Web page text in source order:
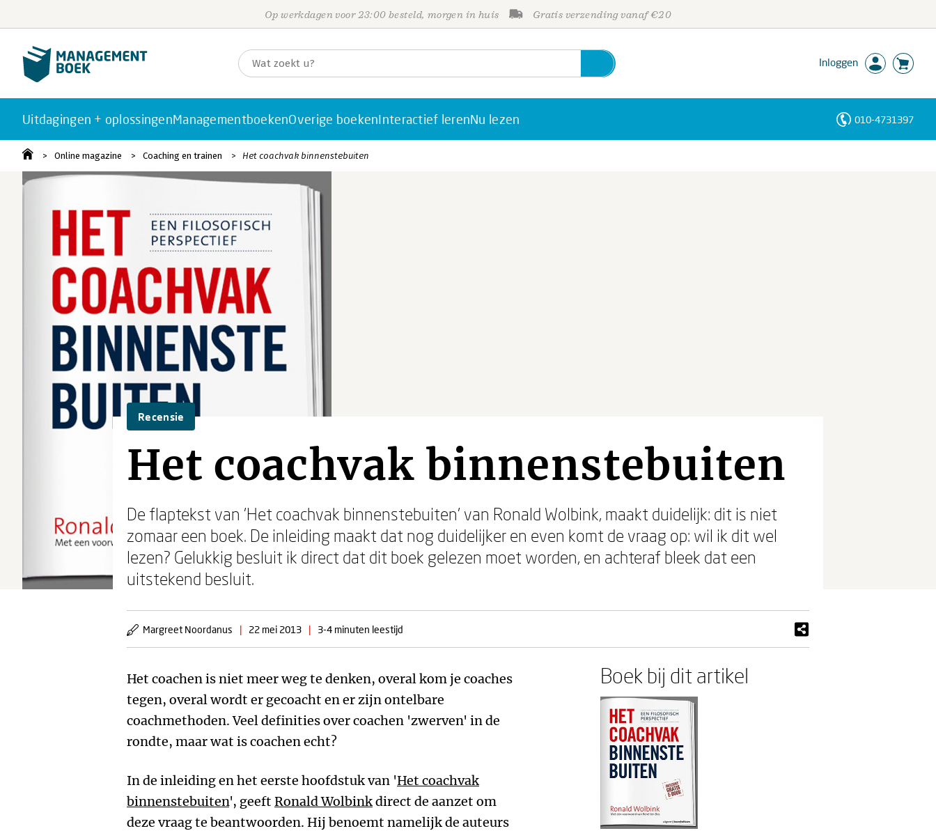
Op werkdagen voor 23:00 besteld, morgen in huis Gratis verzending vanaf €20
Inloggen
Uitdagingen + oplossingenManagementboekenOverige boekenInteractief lerenNu lezen 010-4731397
Online magazine Coaching en trainen Het coachvak binnenstebuiten
Recensie
Het coachvak binnenstebuiten
De flaptekst van 'Het coachvak binnenstebuiten' van Ronald Wolbink, maakt duidelijk: dit is niet
zomaar een boek. De inleiding maakt dat nog duidelijker en even komt de vraag op: wil ik dit wel
lezen? Gelukkig besluit ik direct dat dit boek gelezen moet worden, en achteraf bleek dat een
uitstekend besluit.
Margreet Noordanus | 22 mei 2013 | 3-4 minuten leestijd
Het coachen is niet meer weg te denken, overal kom je coaches
tegen, overal wordt er gecoacht en er zijn ontelbare
coachmethoden. Veel definities over coachen 'zwerven' in de
rondte, maar wat is coachen echt?
In de inleiding en het eerste hoofdstuk van 'Het coachvak
binnenstebuiten', geeft Ronald Wolbinkdirect de aanzet om
deze vraag te beantwoorden. Hij benoemt namelijk de auteurs
Boek bij dit artikel
Personen